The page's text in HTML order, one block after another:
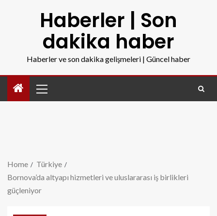
Haberler | Son
dakika haber
Haberler ve son dakika gelişmeleri | Güncel haber
Home
Türkiye
Bornova’da altyapı hizmetleri ve uluslararası iş birlikleri
güçleniyor